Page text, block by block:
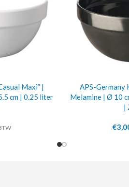
Maxi” |
cm | 0.25 liter
APS-Germany
Melamine | Ø 10
|
€